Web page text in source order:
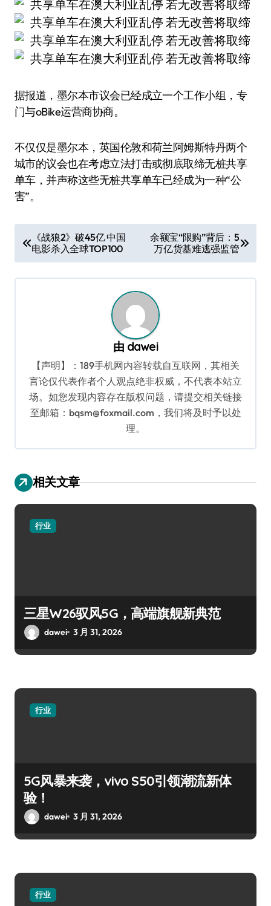
据报道，墨尔本市议会已经成立一个工作小组，专
门与oBike运营商协商。
不仅仅是墨尔本，英国伦敦和荷兰阿姆斯特丹两个
城市的议会也在考虑立法打击或彻底取缔无桩共享
单车，并声称这些无桩共享单车已经成为一种“公
害”。
章
导
《战狼2》破45亿 中国
电影杀入全球TOP100
余额宝“限购”背后：5
万亿货基难逃强监管
由 dawei
【声明】：189手机网内容转载自互联网，其相关
言论仅代表作者个人观点绝非权威，不代表本站立
场。如您发现内容存在版权问题，请提交相关链接
至邮箱：bqsm@foxmail.com，我们将及时予以处
理。
相关文章
行业
三星W26驭风5G，高端旗舰新典范
dawei 3 月 31, 2026
行业
5G风暴来袭，vivo S50引领潮流新体
验！
dawei 3 月 31, 2026
行业